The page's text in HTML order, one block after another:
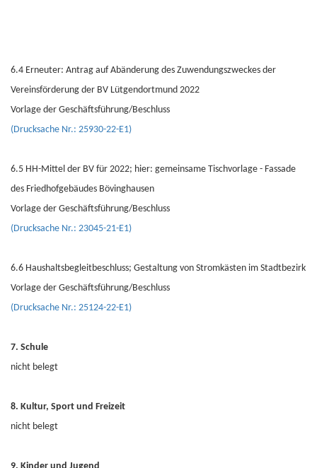
6.4 Erneuter: Antrag auf Abänderung des Zuwendungszweckes der
Vereinsförderung der BV Lütgendortmund 2022
Vorlage der Geschäftsführung/Beschluss
(Drucksache Nr.: 25930-22-E1)
6.5 HH-Mittel der BV für 2022; hier: gemeinsame Tischvorlage - Fassade
des Friedhofgebäudes Bövinghausen
Vorlage der Geschäftsführung/Beschluss
(Drucksache Nr.: 23045-21-E1)
6.6 Haushaltsbegleitbeschluss; Gestaltung von Stromkästen im Stadtbezirk
Vorlage der Geschäftsführung/Beschluss
(Drucksache Nr.: 25124-22-E1)
7. Schule
nicht belegt
8. Kultur, Sport und Freizeit
nicht belegt